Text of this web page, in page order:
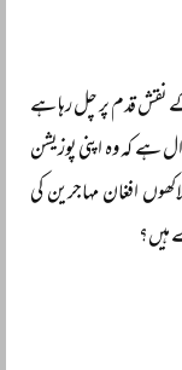
نقش قدم پر چل رہا ہے
ہے کہ وہ اپنی پوزیشن
افغان مہاجرین کی
ہیں؟